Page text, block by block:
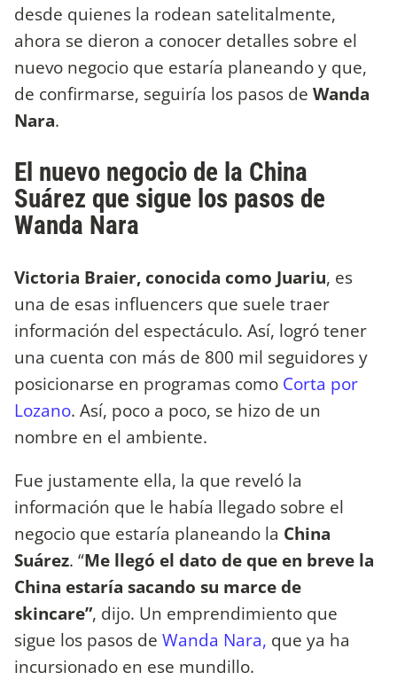
desde quienes la rodean satelitalmente,
ahora se dieron a conocer detalles sobre el
nuevo negocio que estaría planeando y que,
de confirmarse, seguiría los pasos de Wanda
Nara.
El nuevo negocio de la China
Suárez que sigue los pasos de
Wanda Nara
Victoria Braier, conocida como Juariu, es
una de esas influencers que suele traer
información del espectáculo. Así, logró tener
una cuenta con más de 800 mil seguidores y
posicionarse en programas como Corta por
Lozano. Así, poco a poco, se hizo de un
nombre en el ambiente.
Fue justamente ella, la que reveló la
información que le había llegado sobre el
negocio que estaría planeando la China
Suárez. “Me llegó el dato de que en breve la
China estaría sacando su marce de
skincare”, dijo. Un emprendimiento que
sigue los pasos de Wanda Nara, que ya ha
incursionado en ese mundillo.